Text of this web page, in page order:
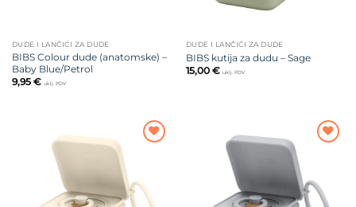
DUDE I LANČIĆI ZA DUDE
BIBS Colour dude (anatomske) –
Baby Blue/Petrol
9,95 € uklj. PDV
DUDE I LANČIĆI ZA DUDE
BIBS kutija za dudu – Sage
15,00 € uklj. PDV